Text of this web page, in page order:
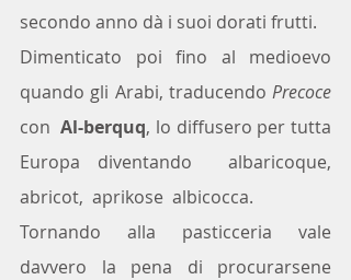
secondo anno dà i suoi dorati frutti.
Dimenticato poi fino al medioevo
quando gli Arabi, traducendo Precoce
con Al-berquq, lo diffusero per tutta
Europa diventando  albaricoque,
abricot,  aprikose  albicocca.
Tornando alla pasticceria vale
davvero la pena di procurarsene